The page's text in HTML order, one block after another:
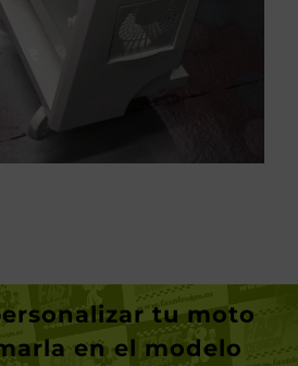
tu moto
en el modelo